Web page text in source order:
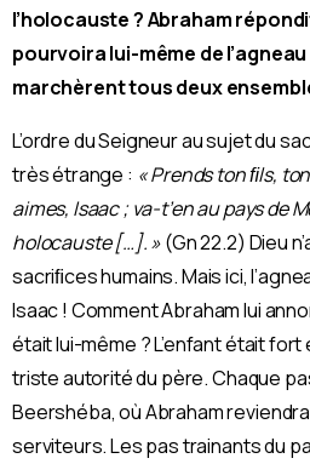
l’holocauste ? Abraham
pourvoira lui-même de
marchèrent tous deux
L’ordre du Seigneur au sujet du
très étrange : « Prends ton ﬁls,
aimes, Isaac ; va-t’en au pays de
holocauste […]. »(Gn 22.2) Dieu
sacriﬁces humains. Mais ici,
Isaac ! Comment Abraham lui
était lui-même ? L’enfant était fort
triste autorité du père. Chaque
Beershéba, où Abraham
serviteurs. Les pas trainants du